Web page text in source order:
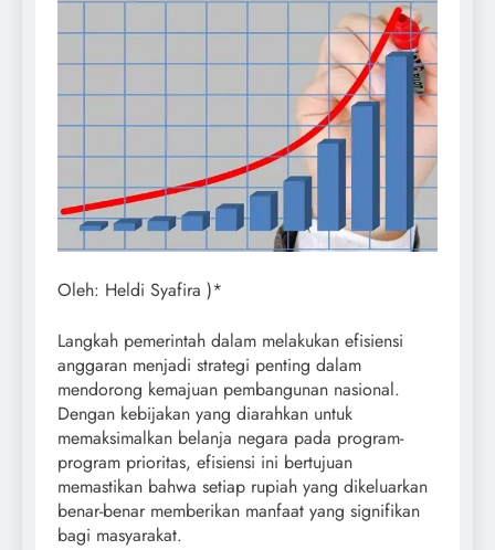
Oleh: Heldi Syafira )*
Langkah pemerintah dalam melakukan efisiensi
anggaran menjadi strategi penting dalam
mendorong kemajuan pembangunan nasional.
Dengan kebijakan yang diarahkan untuk
memaksimalkan belanja negara pada program-
program prioritas, efisiensi ini bertujuan
memastikan bahwa setiap rupiah yang dikeluarkan
benar-benar memberikan manfaat yang signifikan
bagi masyarakat.